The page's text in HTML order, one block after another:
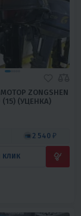
ZONGSHEN
(15) (УЦЕНКА)
2 540 ₽
КЛИК